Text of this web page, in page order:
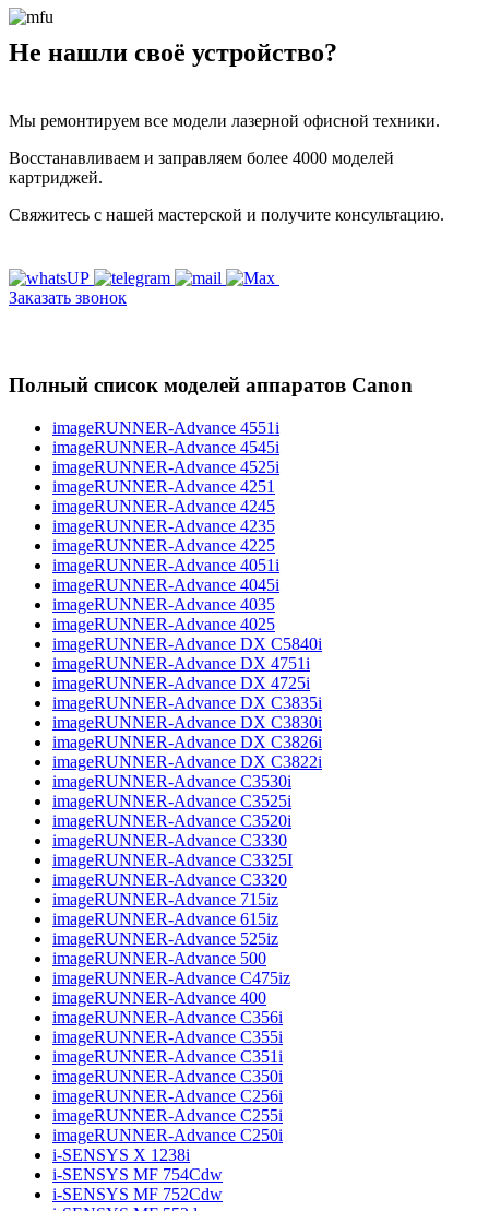
Не нашли своё устройство?
Мы ремонтируем все модели лазерной офисной техники.
Восстанавливаем и заправляем более 4000 моделей
картриджей.
Свяжитесь с нашей мастерской и получите консультацию.
Заказать звонок
Полный список моделей аппаратов Canon
imageRUNNER-Advance 4551i
imageRUNNER-Advance 4545i
imageRUNNER-Advance 4525i
imageRUNNER-Advance 4251
imageRUNNER-Advance 4245
imageRUNNER-Advance 4235
imageRUNNER-Advance 4225
imageRUNNER-Advance 4051i
imageRUNNER-Advance 4045i
imageRUNNER-Advance 4035
imageRUNNER-Advance 4025
imageRUNNER-Advance DX C5840i
imageRUNNER-Advance DX 4751i
imageRUNNER-Advance DX 4725i
imageRUNNER-Advance DX C3835i
imageRUNNER-Advance DX C3830i
imageRUNNER-Advance DX C3826i
imageRUNNER-Advance DX C3822i
imageRUNNER-Advance C3530i
imageRUNNER-Advance C3525i
imageRUNNER-Advance C3520i
imageRUNNER-Advance C3330
imageRUNNER-Advance C3325I
imageRUNNER-Advance C3320
imageRUNNER-Advance 715iz
imageRUNNER-Advance 615iz
imageRUNNER-Advance 525iz
imageRUNNER-Advance 500
imageRUNNER-Advance C475iz
imageRUNNER-Advance 400
imageRUNNER-Advance C356i
imageRUNNER-Advance C355i
imageRUNNER-Advance C351i
imageRUNNER-Advance C350i
imageRUNNER-Advance C256i
imageRUNNER-Advance C255i
imageRUNNER-Advance C250i
i-SENSYS X 1238i
i-SENSYS MF 754Cdw
i-SENSYS MF 752Cdw